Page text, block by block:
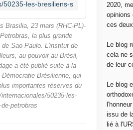
50235-les-bresiliens-s
Brasilia, 23 mars (RHC-PL)-
la plus grande
Sao Paulo. L'institut de
au pouvoir au Brésil,
a été publié suite à la
Brésilienne, qui
importantes réserves du
50235-les-
petrobras
2020,
opinions
ces
Le blog
cela ne
de leur
Le blog
issu de
lié à